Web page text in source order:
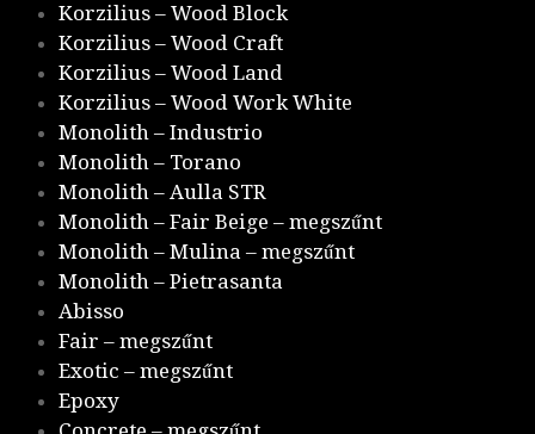
Korzilius – Wood Block
Korzilius – Wood Craft
Korzilius – Wood Land
Korzilius – Wood Work White
Monolith – Industrio
Monolith – Torano
Monolith – Aulla STR
Monolith – Fair Beige – megszűnt
Monolith – Mulina – megszűnt
Monolith – Pietrasanta
Abisso
Fair – megszűnt
Exotic – megszűnt
Epoxy